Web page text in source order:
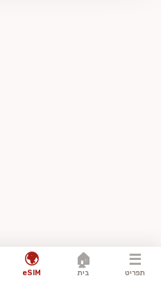
☰
תפריט
🏠
בית
🌍
eSIM